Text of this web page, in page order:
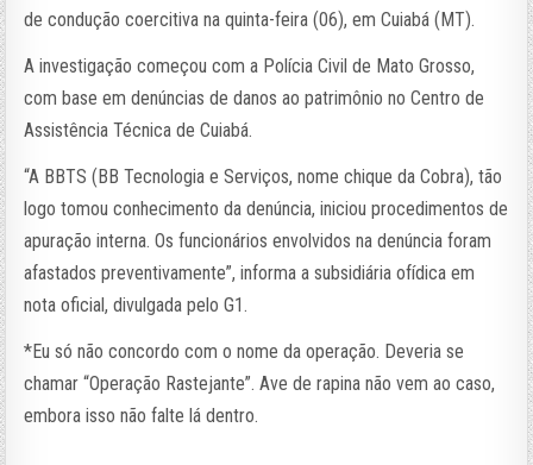
de condução coercitiva na quinta-feira (06), em Cuiabá (MT).
A investigação começou com a Polícia Civil de Mato Grosso,
com base em denúncias de danos ao patrimônio no Centro de
Assistência Técnica de Cuiabá.
“A BBTS (BB Tecnologia e Serviços, nome chique da Cobra), tão
logo tomou conhecimento da denúncia, iniciou procedimentos de
apuração interna. Os funcionários envolvidos na denúncia foram
afastados preventivamente”, informa a subsidiária ofídica em
nota oficial, divulgada pelo G1.
*Eu só não concordo com o nome da operação. Deveria se
chamar “Operação Rastejante”. Ave de rapina não vem ao caso,
embora isso não falte lá dentro.